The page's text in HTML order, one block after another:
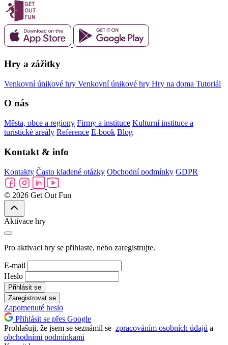
Hry a zážitky
Venkovní únikové hry Venkovní únikové hry Hry na doma Tutoriál
O nás
Města, obce a regiony Firmy a instituce Kulturní instituce a
turistické areály Reference E-book Blog
Kontakt & info
Kontakty Často kladené otázky Obchodní podmínky GDPR
© 2026 Get Out Fun
Aktivace hry
Pro aktivaci hry se přihlaste, nebo zaregistrujte.
E-mail
Heslo
Přihlásit se
Zaregistrovat se
Zapomenuté heslo
Přihlásit se přes Google
Prohlašuji, že jsem se seznámil se zpracováním osobních údajů a
obchodními podmínkami